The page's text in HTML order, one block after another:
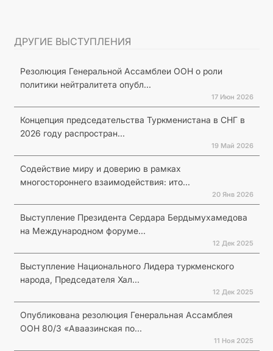
ДРУГИЕ ВЫСТУПЛЕНИЯ
Резолюция Генеральной Ассамблеи ООН о роли
политики нейтралитета опубл...
17 Июн 2026
Концепция председательства Туркменистана в СНГ в
2026 году распростран...
19 Май 2026
Содействие миру и доверию в рамках
многостороннего взаимодействия: ито...
20 Янв 2026
Выступление Президента Сердара Бердымухамедова
на Международном форуме...
12 Дек 2025
Выступление Национального Лидера туркменского
народа, Председателя Хал...
12 Дек 2025
Опубликована резолюция Генеральная Ассамблея
ООН 80/3 «Аваазинская по...
11 Ноя 2025